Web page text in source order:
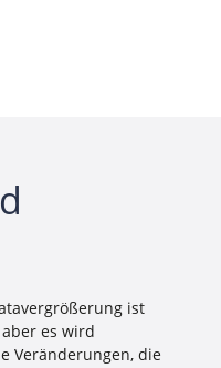
ist
es wird
Veränderungen, die